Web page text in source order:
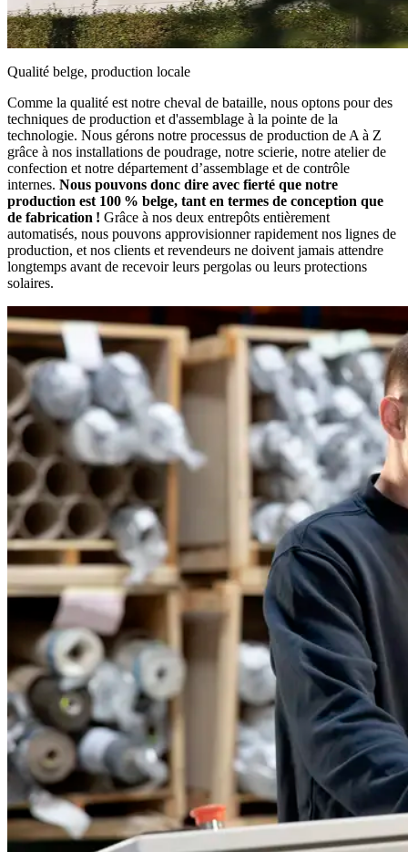
Qualité belge, production locale
Comme la qualité est notre cheval de bataille, nous optons pour des
techniques de production et d'assemblage à la pointe de la
technologie. Nous gérons notre processus de production de A à Z
grâce à nos installations de poudrage, notre scierie, notre atelier de
confection et notre département d’assemblage et de contrôle
internes. Nous pouvons donc dire avec fierté que notre
production est 100 % belge, tant en termes de conception que
de fabrication ! Grâce à nos deux entrepôts entièrement
automatisés, nous pouvons approvisionner rapidement nos lignes de
production, et nos clients et revendeurs ne doivent jamais attendre
longtemps avant de recevoir leurs pergolas ou leurs protections
solaires.